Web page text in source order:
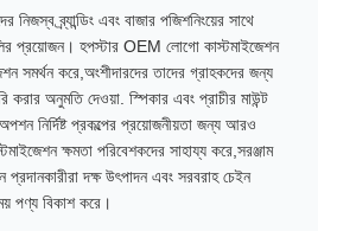
নিজস্ব ব্র্যান্ডিং এবং বাজার পজিশনিংয়ের সাথে
প্রয়োজন। হপস্টার OEM লোগো কাস্টমাইজেশন
সমর্থন করে,অংশীদারদের তাদের গ্রাহকদের জন্য
করার অনুমতি দেওয়া. স্পিকার এবং প্রাচীর মাউন্ট
নির্দিষ্ট প্রকল্পের প্রয়োজনীয়তা জন্য আরও
ক্ষমতা পরিবেশকদের সাহায্য করে,সরঞ্জাম
দক্ষ উৎপাদন এবং সরবরাহ চেইন
পণ্য বিকাশ করে।